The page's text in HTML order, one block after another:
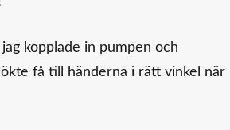
kopplade in pumpen och
få till händerna i rätt vinkel när